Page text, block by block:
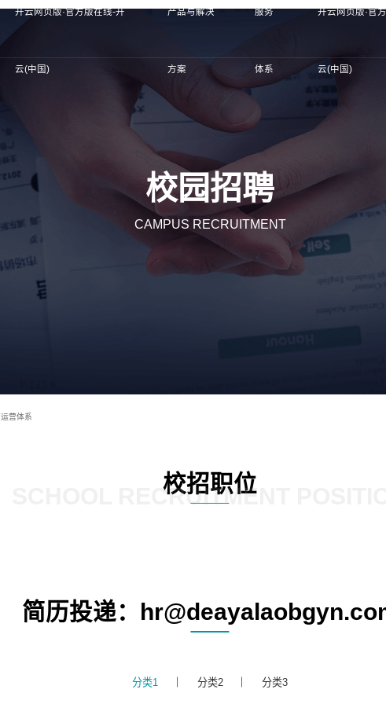
开云网页版·官方版在线-开
云(中国)
产品与解决
方案
服务
体系
开云网页版·官
云(中国)
校园招聘
CAMPUS RECRUITMENT
运营体系
校招职位
SCHOOL RECRUITMENT
简历投递：
分类1 分类2 分类3